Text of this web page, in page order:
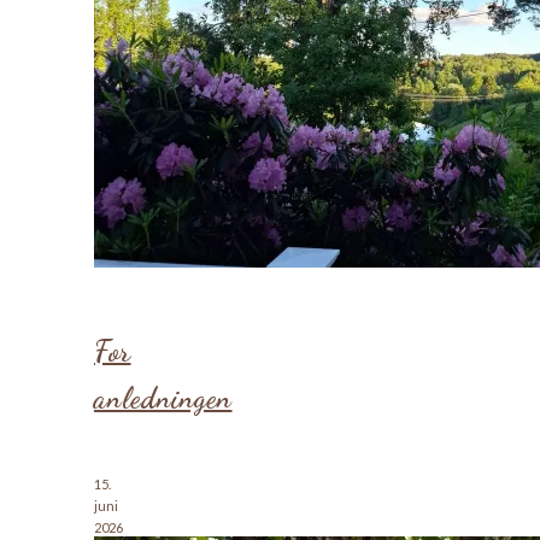
For
anledningen
15.
juni
2026